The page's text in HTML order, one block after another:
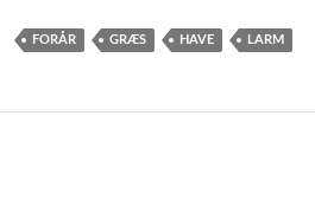
FORÅR GRÆS HAVE LARM